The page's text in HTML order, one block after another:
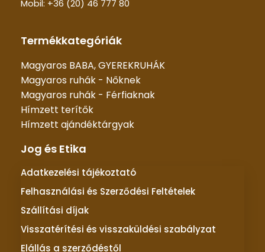
Mobil: +36 (20) 46 777 80
Termékkategóriák
Magyaros BABA, GYEREKRUHÁK
Magyaros ruhák - Nőknek
Magyaros ruhák - Férfiaknak
Hímzett terítők
Hímzett ajándéktárgyak
Jog és Etika
Adatkezelési tájékoztató
Felhasználási és Szerződési Feltételek
Szállítási díjak
Visszatérítési és visszaküldési szabályzat
Elállás a szerződéstől